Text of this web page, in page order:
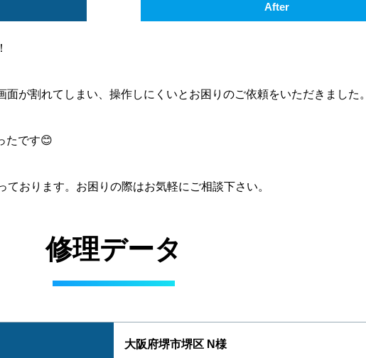
After
が割れてしまい、操作しにくいとお困りのご依頼をいただきました。
たです😊
おります。お困りの際はお気軽にご相談下さい。
修理データ
大阪府堺市堺区 N様